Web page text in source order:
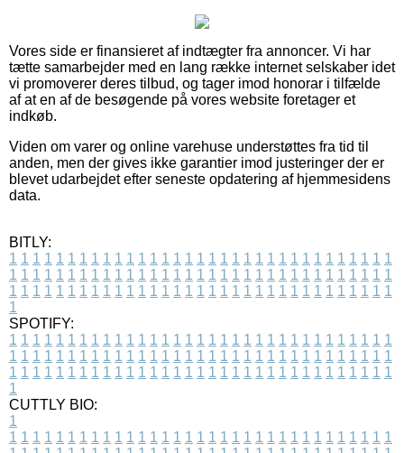
Vores side er finansieret af indtægter fra annoncer. Vi har
tætte samarbejder med en lang række internet selskaber idet
vi promoverer deres tilbud, og tager imod honorar i tilfælde
af at en af de besøgende på vores website foretager et
indkøb.
Viden om varer og online varehuse understøttes fra tid til
anden, men der gives ikke garantier imod justeringer der er
blevet udarbejdet efter seneste opdatering af hjemmesidens
data.
BITLY:
1 1 1 1 1 1 1 1 1 1 1 1 1 1 1 1 1 1 1 1 1 1 1 1 1 1 1 1 1 1 1 1 1
1 1 1 1 1 1 1 1 1 1 1 1 1 1 1 1 1 1 1 1 1 1 1 1 1 1 1 1 1 1 1 1 1
1 1 1 1 1 1 1 1 1 1 1 1 1 1 1 1 1 1 1 1 1 1 1 1 1 1 1 1 1 1 1 1 1
1
SPOTIFY:
1 1 1 1 1 1 1 1 1 1 1 1 1 1 1 1 1 1 1 1 1 1 1 1 1 1 1 1 1 1 1 1 1
1 1 1 1 1 1 1 1 1 1 1 1 1 1 1 1 1 1 1 1 1 1 1 1 1 1 1 1 1 1 1 1 1
1 1 1 1 1 1 1 1 1 1 1 1 1 1 1 1 1 1 1 1 1 1 1 1 1 1 1 1 1 1 1 1 1
1
CUTTLY BIO:
1
1 1 1 1 1 1 1 1 1 1 1 1 1 1 1 1 1 1 1 1 1 1 1 1 1 1 1 1 1 1 1 1 1